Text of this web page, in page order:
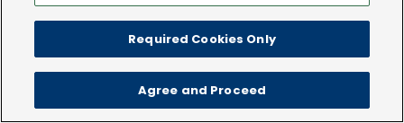
Required Cookies Only
Agree and Proceed